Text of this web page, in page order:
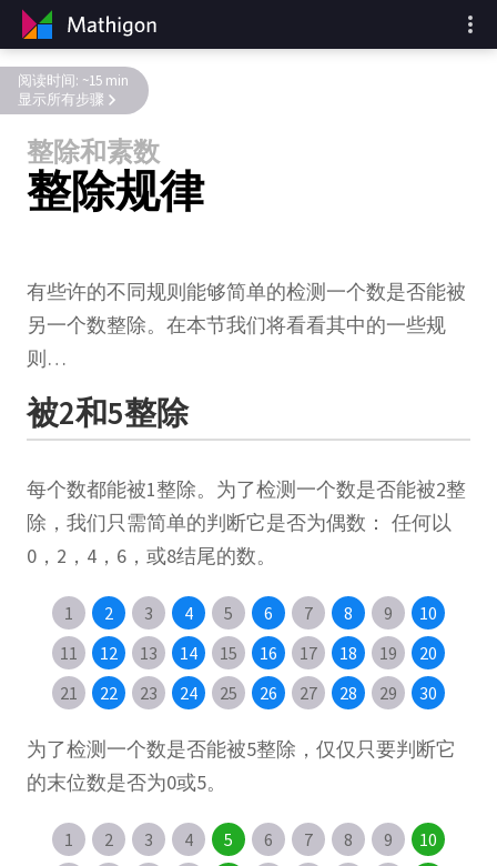
整除和素数
整除规律
阅读时间: ~15 min
显示所有步骤
有些许的不同规则能够简单的检测一个数是否能被
另一个数整除。在本节我们将看看其中的一些规
则…
被2和5整除
每个数都能被1整除。为了检测一个数是否能被2整
除，我们只需简单的判断它是否为偶数： 任何以
0，2，4，6，或8结尾的数。
1 2 3 4 5 6 7 8 9
10
11
12 13 14 15 16 17 18 19
20
21
22 23 24 25 26 27 28 29 30
为了检测一个数是否能被5整除，仅仅只要判断它
的末位数是否为0或5。
1 2 3 4 5 6 7 8 9
10